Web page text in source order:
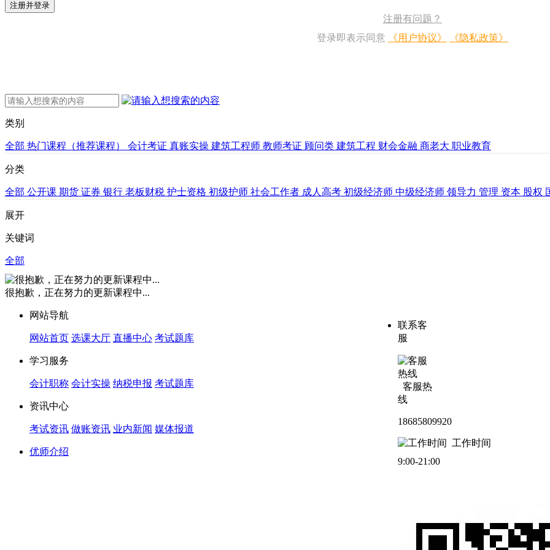
注册并登录
注册有问题？
登录即表示同意
《用户协议》 《隐私政策》
类别
全部 热门课程（推荐课程） 会计考证 真账实操 建筑工程师 教师考证 顾问类 建筑工程 财会金融 商老大 职业教育
分类
全部 公开课 期货 证券 银行 老板财税 护士资格 初级护师 社会工作者 成人高考 初级经济师 中级经济师 领导力 管理 资本 股权
展开
关键词
全部
很抱歉，正在努力的更新课程中...
网站导航
网站首页 选课大厅 直播中心 考试题库
学习服务
会计职称 会计实操 纳税申报 考试题库
资讯中心
考试资讯 做账资讯 业内新闻 媒体报道
优师介绍
联系客
服
客服热
线
18685809920
工作时间
9:00-21:00